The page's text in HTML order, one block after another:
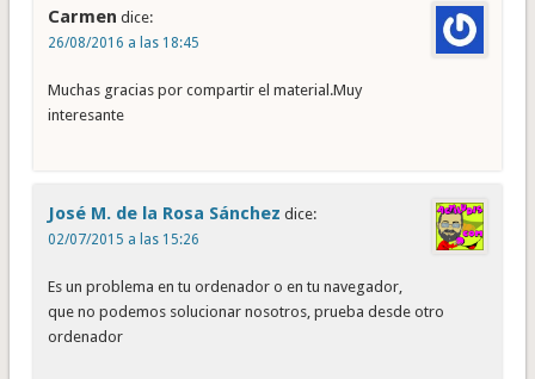
Carmen dice:
26/08/2016 a las 18:45
Muchas gracias por compartir el material.Muy
interesante
José M. de la Rosa Sánchez dice:
02/07/2015 a las 15:26
Es un problema en tu ordenador o en tu navegador,
que no podemos solucionar nosotros, prueba desde otro
ordenador